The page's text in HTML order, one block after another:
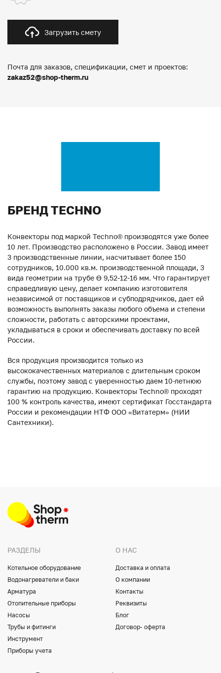
Загрузить смету
Почта для заказов, спецификации, смет и проектов:
zakaz52@shop-therm.ru
БРЕНД TECHNO
Конвекторы под маркой Techno® производятся уже более
10 лет. Производство расположено в России. Завод имеет
3 производственные линии, насчитывает более 150
сотрудников, 10.000 кв.м. производственной площади, 3
вида геометрии на трубе ϴ 9,52-12-16 мм. Что гарантирует
справедливую цену, делает компанию изготовителя
независимой от поставщиков и субподрядчиков, дает ей
возможность выполнять заказы любого объема и степени
сложности, работать с авторскими проектами,
укладываться в сроки и обеспечивать доставку по всей
России.
Вся продукция производится только из
высококачественных материалов с длительным сроком
службы, поэтому завод с уверенностью даем 10-летнюю
гарантию на продукцию. Конвекторы Techno® проходят
100 % контроль качества, имеют сертификат Госстандарта
России и рекомендации НТФ ООО «Витатерм» (НИИ
Сантехники).
РАЗДЕЛЫ
Котельное оборудование
Водонагреватели и баки
Арматура
Отопительные приборы
Насосы
Трубы и фитинги
Инструмент
Приборы учета
О НАС
Доставка и оплата
О компании
Контакты
Реквизиты
Блог
Договор- оферта